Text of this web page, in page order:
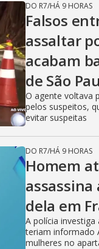
DO R7/HÁ 9 HORAS
Falsos
assaltar
acabam
de São
O agente voltava
pelos suspeitos,
evitar suspeitas
DO R7/HÁ 9 HORAS
Homem
dela em
A polícia
teriam informado
mulheres no